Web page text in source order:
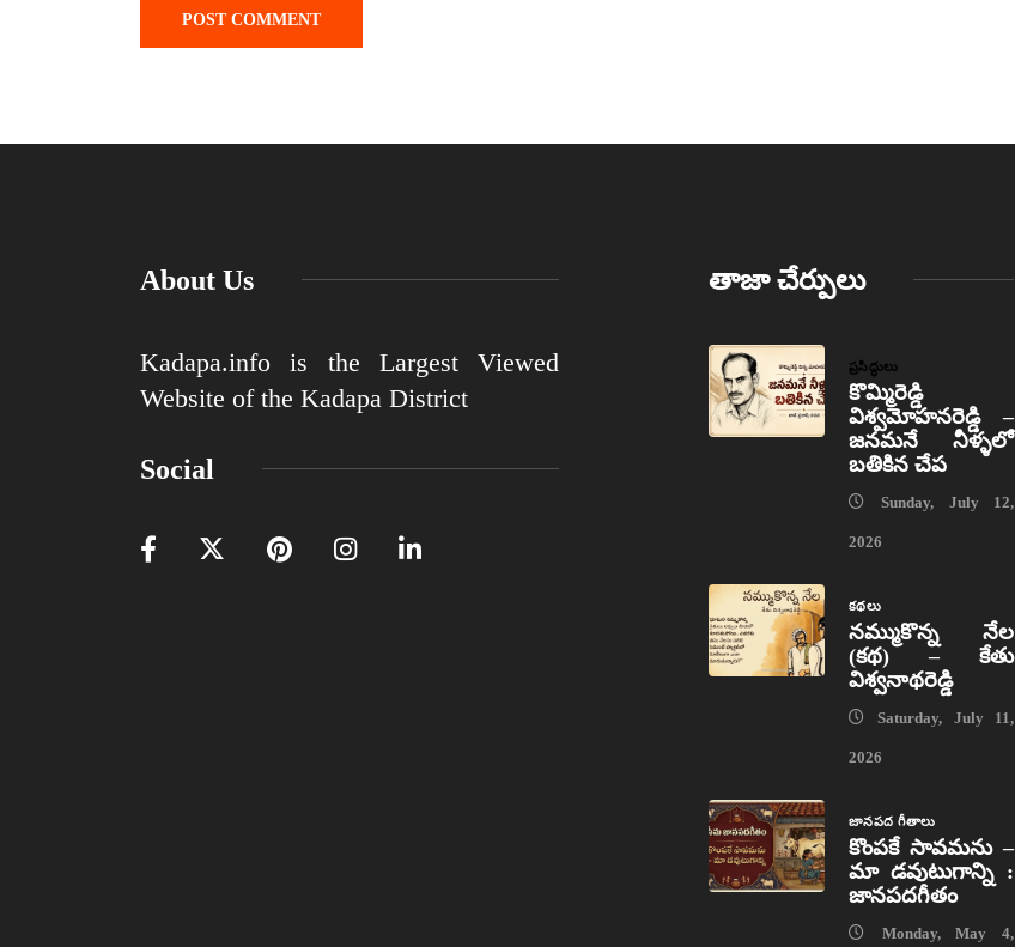
About Us
Kadapa.info is the Largest Viewed
Website of the Kadapa District
Social
తాజా చేర్పులు
ప్రసిద్ధులు
కొమ్మిరెడ్డి
విశ్వమోహనరెడ్డి –
జనమనే నీళ్ళలో
బతికిన చేప
Sunday, July 12,
2026
కథలు
నమ్ముకొన్న నేల
(కథ) – కేతు
విశ్వనాథరెడ్డి
Saturday, July 11,
2026
జానపద గీతాలు
కొంపకే సావమను –
మా డవుటుగాన్ని :
జానపదగీతం
Monday, May 4,